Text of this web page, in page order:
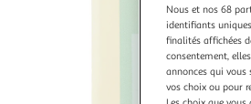
Nous et nos 68
identifiants
finalités affichées
consentement,
annonces qui vous
vos choix ou pour